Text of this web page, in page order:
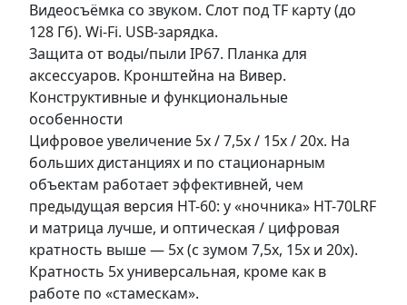
Видеосъёмка со звуком. Слот под TF карту (до
128 Гб). Wi-Fi. USB-зарядка.
Защита от воды/пыли IP67. Планка для
аксессуаров. Кронштейна на Вивер.
Конструктивные и функциональные
особенности
Цифровое увеличение 5x / 7,5x / 15x / 20x. На
больших дистанциях и по стационарным
объектам работает эффективней, чем
предыдущая версия HT-60: у «ночника» HT-70LRF
и матрица лучше, и оптическая / цифровая
кратность выше — 5x (с зумом 7,5x, 15x и 20x).
Кратность 5x универсальная, кроме как в
работе по «стамескам».